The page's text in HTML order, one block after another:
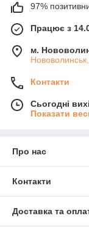
97%
Працює з
м.
Контакти
Сьогодні
Показати
Про нас
Контакти
Доставка та